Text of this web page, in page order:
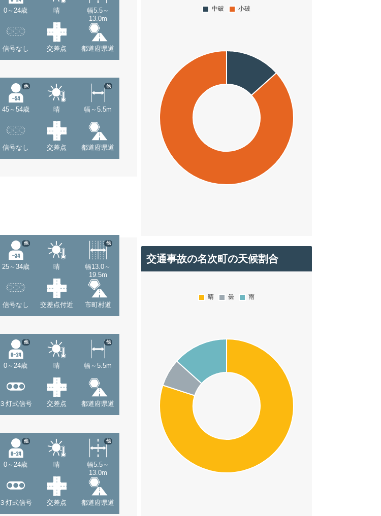
0～24歳 晴
幅5.5～
13.0m
信号なし 交差点 都道府県道
45～54歳
他
晴 幅～5.5m
他
信号なし 交差点 都道府県道
25～34歳
他
晴
幅13.0～
19.5m
他
信号なし 交差点付近 市町村道
0～24歳
他
晴 幅～5.5m
他
３灯式信号 交差点 都道府県道
0～24歳
他
晴
幅5.5～
13.0m
他
３灯式信号 交差点 都道府県道
交通事故の名次町の天候割合